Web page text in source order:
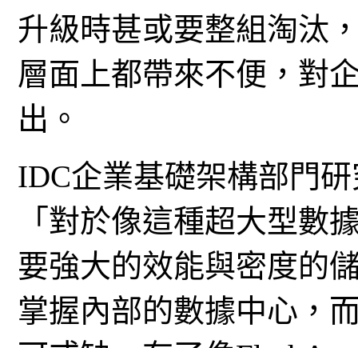
升級時甚或要整組淘汰
層面上都帶來不便，對
出。
IDC企業基礎架構部門
「對於像這種超大型數
要強大的效能與密度的
掌握內部的數據中心，